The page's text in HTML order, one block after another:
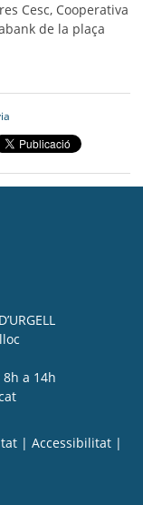
Cesc, Cooperativa
de la plaça
a 14h
| Accessibilitat |